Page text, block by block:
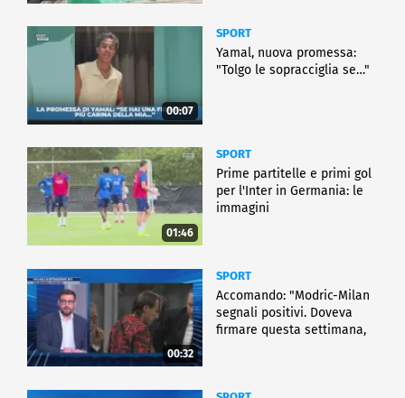
00:07
SPORT
Yamal, nuova promessa:
"Tolgo le sopracciglia se…"
01:46
SPORT
Prime partitelle e primi gol
per l'Inter in Germania: le
immagini
00:32
SPORT
Accomando: "Modric-Milan
segnali positivi. Doveva
firmare questa settimana,